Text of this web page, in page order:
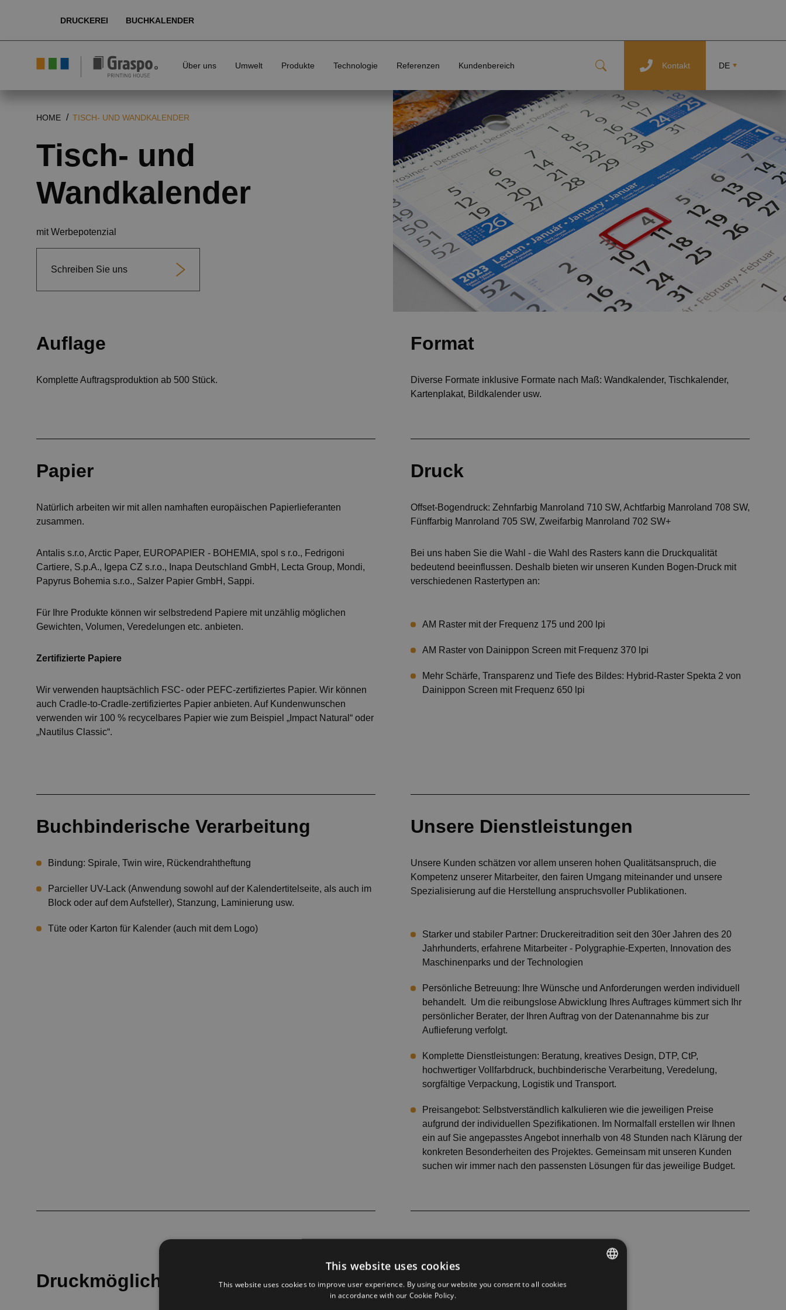
DRUCKEREI BUCHKALENDER
Über uns Umwelt Produkte Technologie Referenzen Kundenbereich Kontakt DE
CZ
FR
EN
HOME TISCH- UND WANDKALENDER
Tisch- und
Wandkalender
mit Werbepotenzial
Schreiben Sie uns
Auflage
Komplette Auftragsproduktion ab 500 Stück.
Format
Diverse Formate inklusive Formate nach Maß: Wandkalender, Tischkalender,
Kartenplakat, Bildkalender usw.
Papier
Natürlich arbeiten wir mit allen namhaften europäischen Papierlieferanten
zusammen.
Antalis s.r.o, Arctic Paper, EUROPAPIER - BOHEMIA, spol s r.o., Fedrigoni
Cartiere, S.p.A., Igepa CZ s.r.o., Inapa Deutschland GmbH, Lecta Group, Mondi,
Papyrus Bohemia s.r.o., Salzer Papier GmbH, Sappi.
Für Ihre Produkte können wir selbstredend Papiere mit unzählig möglichen
Gewichten, Volumen, Veredelungen etc. anbieten.
Zertifizierte Papiere
Wir verwenden hauptsächlich FSC- oder PEFC-zertifiziertes Papier. Wir können
auch Cradle-to-Cradle-zertifiziertes Papier anbieten. Auf Kundenwunschen
verwenden wir 100 % recycelbares Papier wie zum Beispiel „Impact Natural“ oder
„Nautilus Classic“.
Druck
Offset-Bogendruck: Zehnfarbig Manroland 710 SW, Achtfarbig Manroland 708 SW,
Fünffarbig Manroland 705 SW, Zweifarbig Manroland 702 SW+
Bei uns haben Sie die Wahl - die Wahl des Rasters kann die Druckqualität
bedeutend beeinflussen. Deshalb bieten wir unseren Kunden Bogen-Druck mit
verschiedenen Rastertypen an:
AM Raster mit der Frequenz 175 und 200 lpi
AM Raster von Dainippon Screen mit Frequenz 370 lpi
Mehr Schärfe, Transparenz und Tiefe des Bildes: Hybrid-Raster Spekta 2 von
Dainippon Screen mit Frequenz 650 lpi
Buchbinderische Verarbeitung
Bindung: Spirale, Twin wire, Rückendrahtheftung
Parcieller UV-Lack (Anwendung sowohl auf der Kalendertitelseite, als auch im
Block oder auf dem Aufsteller), Stanzung, Laminierung usw.
Tüte oder Karton für Kalender (auch mit dem Logo)
Unsere Dienstleistungen
Unsere Kunden schätzen vor allem unseren hohen Qualitätsanspruch, die
Kompetenz unserer Mitarbeiter, den fairen Umgang miteinander und unsere
Spezialisierung auf die Herstellung anspruchsvoller Publikationen.
Starker und stabiler Partner: Druckereitradition seit den 30er Jahren des 20
Jahrhunderts, erfahrene Mitarbeiter - Polygraphie-Experten, Innovation des
Maschinenparks und der Technologien
Persönliche Betreuung: Ihre Wünsche und Anforderungen werden individuell
behandelt. Um die reibungslose Abwicklung Ihres Auftrages kümmert sich Ihr
persönlicher Berater, der Ihren Auftrag von der Datenannahme bis zur
Auflieferung verfolgt.
Komplette Dienstleistungen: Beratung, kreatives Design, DTP, CtP,
hochwertiger Vollfarbdruck, buchbinderische Verarbeitung, Veredelung,
sorgfältige Verpackung, Logistik und Transport.
Preisangebot: Selbstverständlich kalkulieren wie die jeweiligen Preise
aufgrund der individuellen Spezifikationen. Im Normalfall erstellen wir Ihnen
ein auf Sie angepasstes Angebot innerhalb von 48 Stunden nach Klärung der
konkreten Besonderheiten des Projektes. Gemeinsam mit unseren Kunden
suchen wir immer nach den passensten Lösungen für das jeweilige Budget.
Druckmöglichkeiten
This website uses cookies
This website uses cookies to improve user experience. By using our website you consent to all cookies
in accordance with our Cookie Policy.